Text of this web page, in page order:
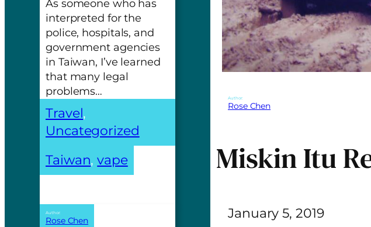
As someone who has
interpreted for the
police, hospitals, and
government agencies
in Taiwan, I’ve learned
that many legal
problems…
Travel
Uncategorized
Taiwan, vape
Author:
Rose Chen
Author:
Rose Chen
Miskin Itu
January 5, 2019